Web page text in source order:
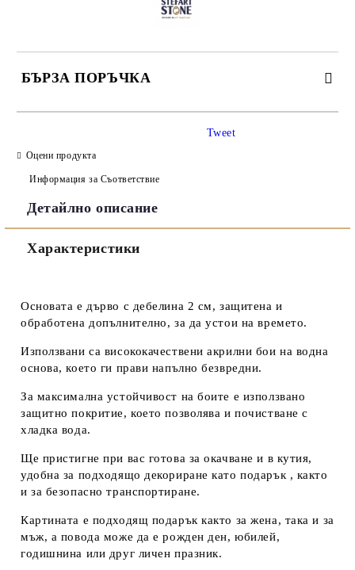
БЪРЗА ПОРЪЧКА
Ние ще се свържем с вас в рамките на работния ден.
Tweet
Оцени продукта
Информация за Съответствие
Детайлно описание
Характеристики
Основата е дърво с дебелина 2 см, защитена и
обработена допълнително, за да устои на времето.
Използвани са висококачествени акрилни бои на водна
основа, което ги прави напълно безвредни.
За максимална устойчивост на боите е използвано
защитно покритие, което позволява и почистване с
хладка вода.
Ще пристигне при вас готова за окачване и в кутия,
удобна за подходящо декориране като подарък , както
и за безопасно транспортиране.
Картината е подходящ подарък както за жена, така и за
мъж, а повода може да е рожден ден, юбилей,
годишнина или друг личен празник.